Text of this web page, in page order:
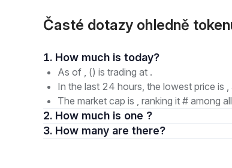
Časté dotazy ohledně
1. How much is today?
As of , () is trading at .
In the last 24 hours, the lowest price is
The market cap is , ranking it # among
2. How much is one ?
3. How many are there?